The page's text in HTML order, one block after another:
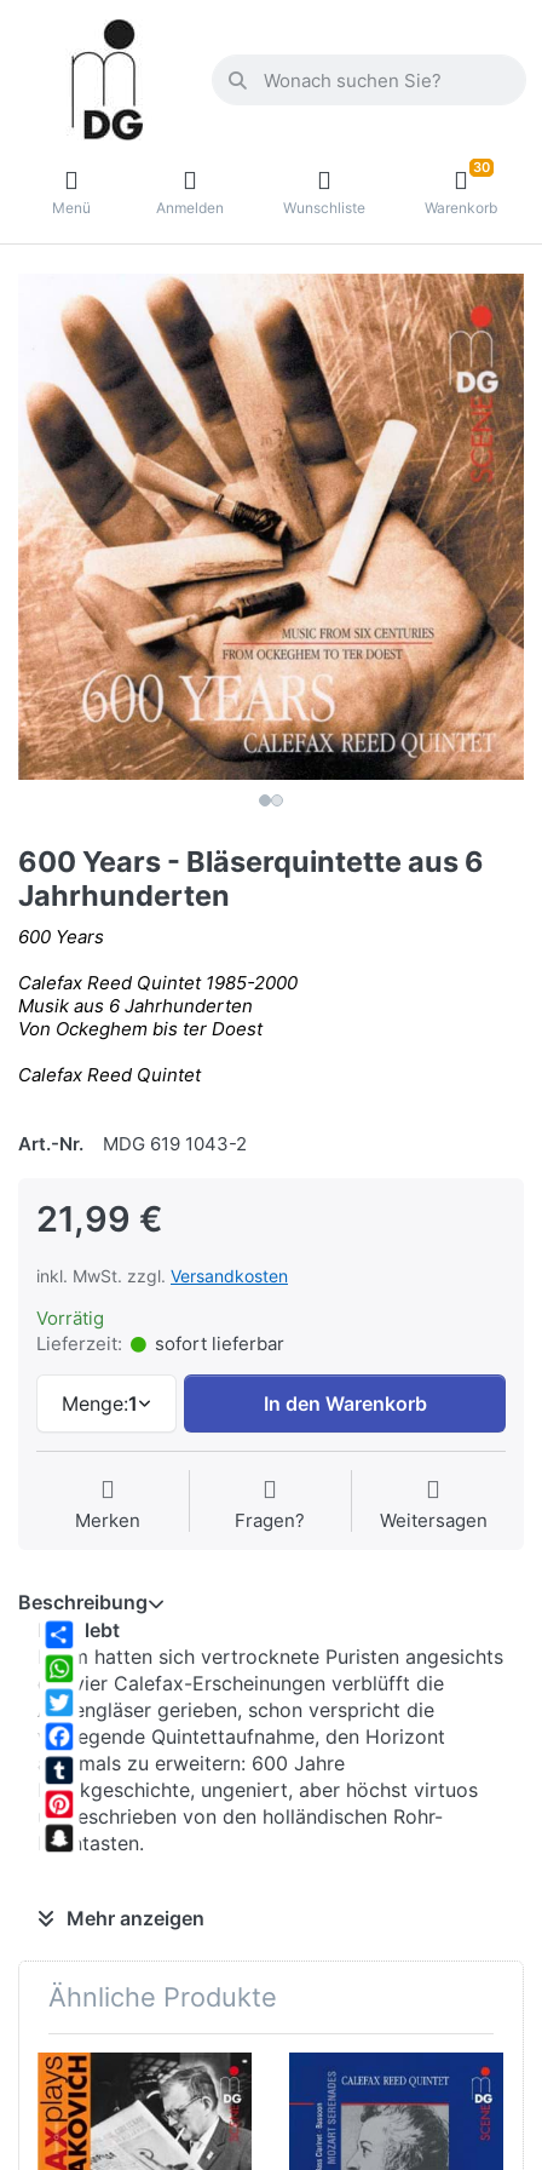
Menü Anmelden Wunschliste
30
Warenkorb
600 Years - Bläserquintette aus 6
Jahrhunderten
600 Years
Calefax Reed Quintet 1985-2000
Musik aus 6 Jahrhunderten
Von Ockeghem bis ter Doest
Calefax Reed Quintet
Art.-Nr. MDG 619 1043-2
21,99 €
inkl. MwSt. zzgl. Versandkosten
Vorrätig
Lieferzeit:
sofort lieferbar
Menge:1 In den Warenkorb
Merken Fragen? Weitersagen
Share
WhatsApp
Twitter
Facebook
Tumblr
Pinterest
Beschreibung
Holz lebt
Kaum hatten sich vertrocknete Puristen angesichts
der vier Calefax-Erscheinungen verblüfft die
Augengläser gerieben, schon verspricht die
vorliegende Quintettaufnahme, den Horizont
abermals zu erweitern: 600 Jahre
Musikgeschichte, ungeniert, aber höchst virtuos
umgeschrieben von den holländischen Rohr-
Phantasten.
Um die Ecke geblasen
mit der außergewöhnlichen Besetzung die ohnehin
edlen Kompositionen von Debussy und
Gekonnte Arrangements aus ensemble-eigener
Feder verleihen selbst mittelalterlichen Werken
Witz und Frische. Ockghem am Saxophon...
Windige Gesellen
Mehr anzeigen
Ähnliche Produkte